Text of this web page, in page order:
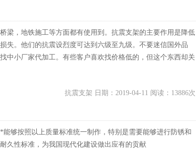
梁，地铁施工等方面都有使用到。抗震支架的主要作用是降低
失。他们的抗震设烈度可达到六级至九级。不要迷信国外品
中小厂家代加工。有些客户喜欢找价格低的，但这个东西却关
抗震支架 日期：2019-04-11 阅读：13886次
够按照以上质量标准统一制作，特别是需要能够进行防锈和
久性标准，为我国现代化建设做出应有的贡献